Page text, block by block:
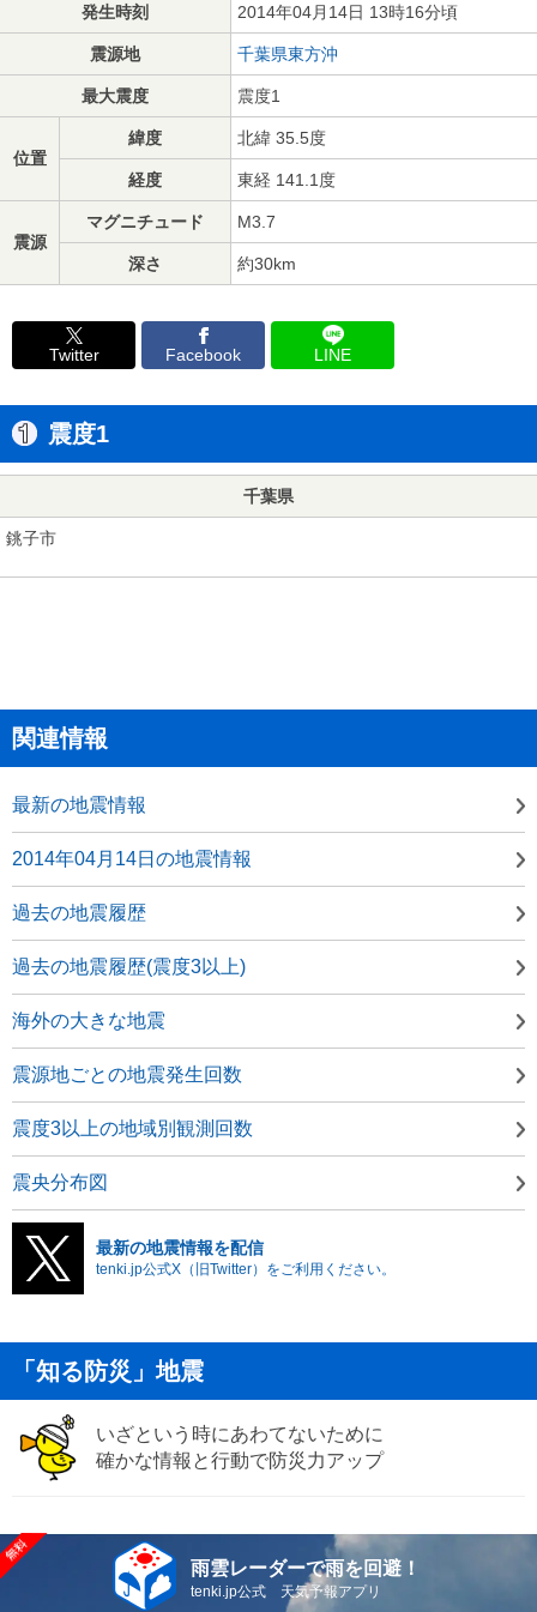
発生時刻 2014年04月14日 13時16分頃
震源地 千葉県東方沖
最大震度 震度1
位置
緯度 北緯 35.5度
経度 東経 141.1度
震源
マグニチュード M3.7
深さ 約30km
Twitter Facebook LINE
震度1
千葉県
銚子市
関連情報
最新の地震情報
2014年04月14日の地震情報
過去の地震履歴
過去の地震履歴(震度3以上)
海外の大きな地震
震源地ごとの地震発生回数
震度3以上の地域別観測回数
震央分布図
最新の地震情報を配信
tenki.jp公式X（旧Twitter）をご利用ください。
「知る防災」地震
いざという時にあわてないために
確かな情報と行動で防災力アップ
雨雲レーダーで雨を回避！
tenki.jp公式 天気予報アプリ